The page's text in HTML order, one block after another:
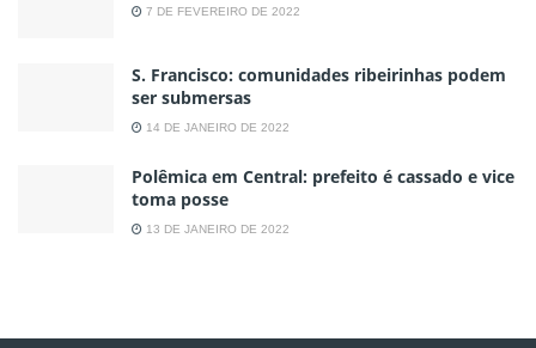
7 DE FEVEREIRO DE 2022
S. Francisco: comunidades ribeirinhas podem
ser submersas
14 DE JANEIRO DE 2022
Polêmica em Central: prefeito é cassado e vice
toma posse
13 DE JANEIRO DE 2022